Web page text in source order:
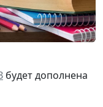
будет дополнена